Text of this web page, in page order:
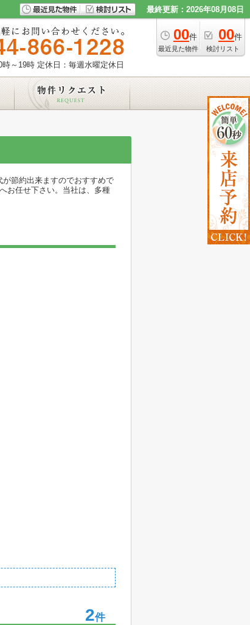
最終更新：2026年08月08日
00件
最近見た物件
00件
検討リスト
時～19時 定休日：毎週水曜定休日
節約出来ますのでおすすめで
お任せ下さい。当社は、多種
2件